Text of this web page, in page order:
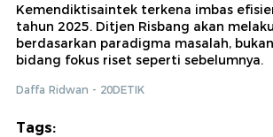
Kemendiktisaintek terkena imbas
tahun 2025. Ditjen Risbang akan
berdasarkan paradigma masalah,
bidang fokus riset seperti sebelumnya.
Daffa Ridwan - 20DETIK
Tags: